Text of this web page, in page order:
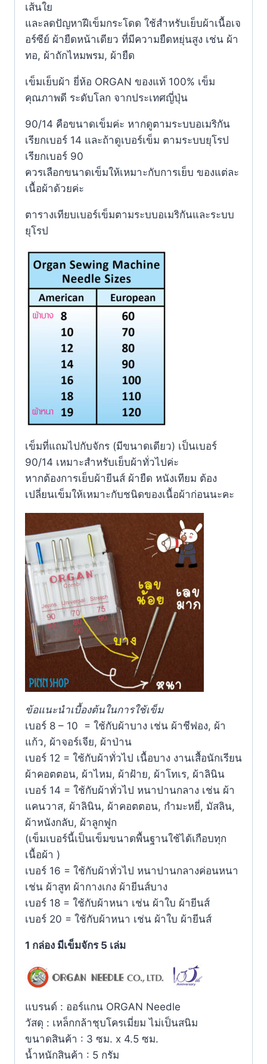
เส้นใย
และลดปัญหาฝีเข็มกระโดด ใช้สำหรับเย็บผ้าเนื้อเจ
อร์ซีย์ ผ้ายืดหน้าเดียว ที่มีความยืดหยุ่นสูง เช่น ผ้า
ทอ, ผ้าถักไหมพรม, ผ้ายืด
เข็มเย็บผ้า ยี่ห้อ ORGAN ของแท้ 100% เข็ม
คุณภาพดี ระดับโลก จากประเทศญี่ปุ่น
90/14 คือขนาดเข็มค่ะ หากดูตามระบบอเมริกัน
เรียกเบอร์ 14 และถ้าดูเบอร์เข็ม ตามระบบยุโรป
เรียกเบอร์ 90
ควรเลือกขนาดเข็มให้เหมาะกับการเย็บ ของแต่ละ
เนื้อผ้าด้วยค่ะ
ตารางเทียบเบอร์เข็มตามระบบอเมริกันและระบบ
ยุโรป
เข็มที่แถมไปกับจักร (มีขนาดเดียว) เป็นเบอร์
90/14 เหมาะสำหรับเย็บผ้าทั่วไปค่ะ
หากต้องการเย็บผ้ายีนส์ ผ้ายืด หนังเทียม ต้อง
เปลี่ยนเข็มให้เหมาะกับชนิดของเนื้อผ้าก่อนนะคะ
ข้อแนะนำเบื้องต้นในการใช้เข็ม
เบอร์ 8 – 10 = ใช้กับผ้าบาง เช่น ผ้าชีฟอง, ผ้า
แก้ว, ผ้าจอร์เจีย, ผ้าป่าน
เบอร์ 12 = ใช้กับผ้าทั่วไป เนื้อบาง งานเสื้อนักเรียน
ผ้าคอตตอน, ผ้าไหม, ผ้าฝ้าย, ผ้าโทเร, ผ้าลินิน
เบอร์ 14 = ใช้กับผ้าทั่วไป หนาปานกลาง เช่น ผ้า
แคนวาส, ผ้าลินิน, ผ้าคอตตอน, กำมะหยี่, มัสลิน,
ผ้าหนังกลับ, ผ้าลูกฟูก
(เข็มเบอร์นี้เป็นเข็มขนาดพื้นฐานใช้ได้เกือบทุก
เนื้อผ้า )
เบอร์ 16 = ใช้กับผ้าทั่วไป หนาปานกลางค่อนหนา
เช่น ผ้าสูท ผ้ากางเกง ผ้ายีนส์บาง
เบอร์ 18 = ใช้กับผ้าหนา เช่น ผ้าใบ ผ้ายีนส์
เบอร์ 20 = ใช้กับผ้าหนา เช่น ผ้าใบ ผ้ายีนส์
1 กล่อง มีเข็มจักร 5 เล่ม
แบรนด์ : ออร์แกน ORGAN Needle
วัสดุ : เหล็กกล้าชุบโครเมี่ยม ไม่เป็นสนิม
ขนาดสินค้า : 3 ซม. x 4.5 ซม.
น้ำหนักสินค้า : 5 กรัม